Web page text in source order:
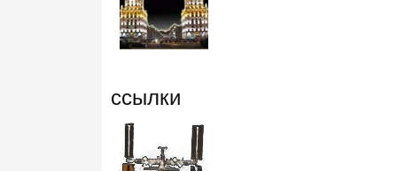
ссылки